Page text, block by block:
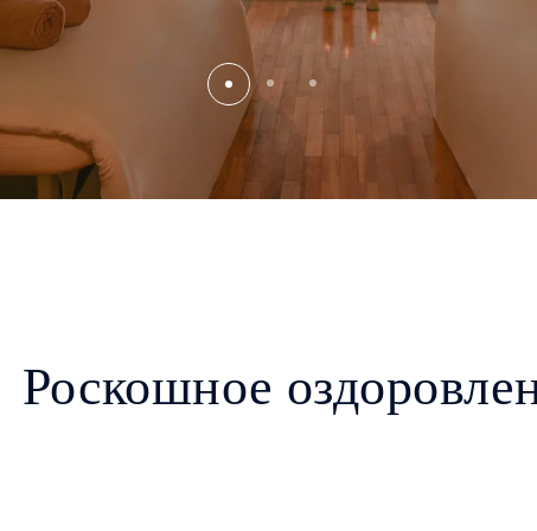
Роскошное